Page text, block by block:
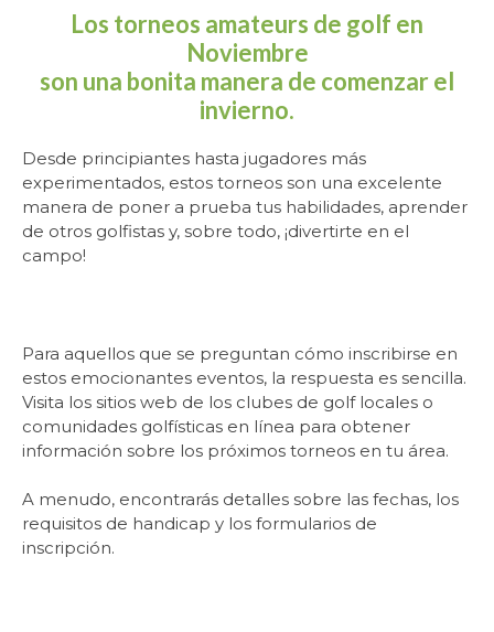
Los torneos amateurs de golf en
Noviembre
son una bonita manera de comenzar el
invierno.
Desde principiantes hasta jugadores más
experimentados, estos torneos son una excelente
manera de poner a prueba tus habilidades, aprender
de otros golfistas y, sobre todo, ¡divertirte en el
campo!
Para aquellos que se preguntan cómo inscribirse en
estos emocionantes eventos, la respuesta es sencilla.
Visita los sitios web de los clubes de golf locales o
comunidades golfísticas en línea para obtener
información sobre los próximos torneos en tu área.
A menudo, encontrarás detalles sobre las fechas, los
requisitos de handicap y los formularios de
inscripción.